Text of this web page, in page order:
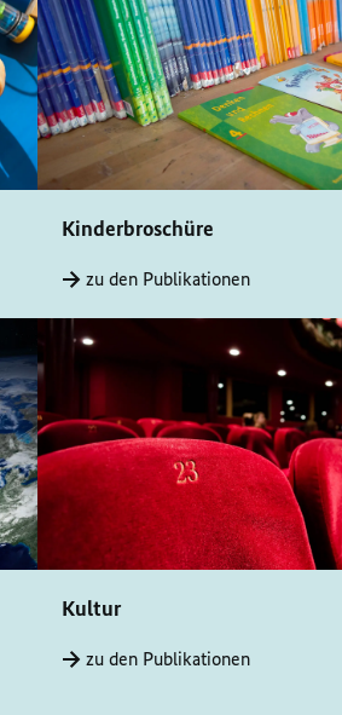
Kinderbroschüre
zu den Publikationen
Kultur
zu den Publikationen